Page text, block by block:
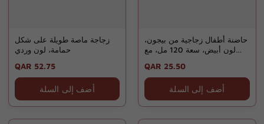
زجاجة ماصة طويلة على شكل
حمامة، لون وردي
Regular
price
QAR 52.75
أضف إلى السلة
حاضنة أطفال زجاجية من بيجون،
لون أبيض، سعة 120 مل، مع
Regular
price
QAR 25.50
أضف إلى السلة